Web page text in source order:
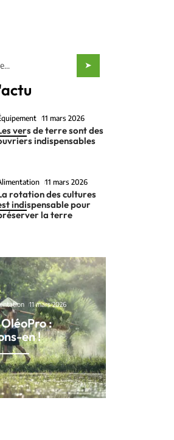
11 mars 2026
vers de terre sont des
indispensables
11 mars 2026
rotation des cultures
indispensable pour
la terre
11 mars 2026
:
en !